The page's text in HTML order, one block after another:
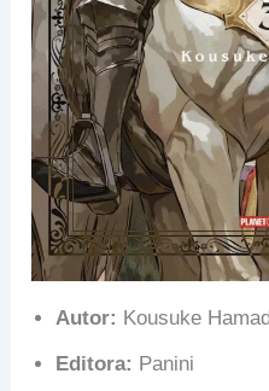
Autor: Kousuke
Editora: Panini